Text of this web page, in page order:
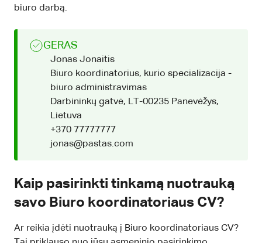
biuro darbą.
GERAS
Jonas Jonaitis
Biuro koordinatorius, kurio specializacija -
biuro administravimas
Darbininkų gatvė, LT-00235 Panevėžys,
Lietuva
+370 77777777
jonas@pastas.com
Kaip pasirinkti tinkamą nuotrauką
savo Biuro koordinatoriaus CV?
Ar reikia įdėti nuotrauką į Biuro koordinatoriaus CV?